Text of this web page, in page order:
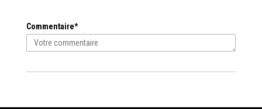
Commentaire*